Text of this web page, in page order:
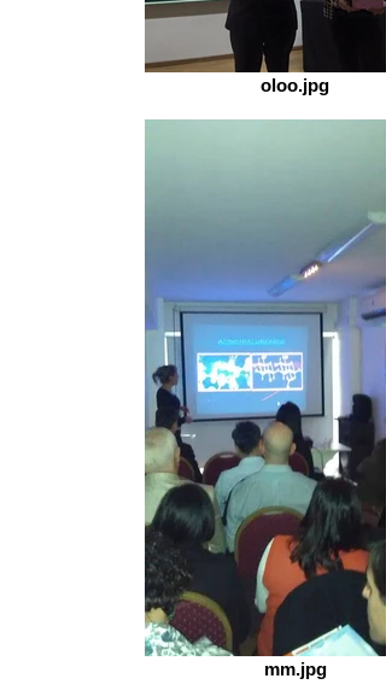
oloo.jpg
mm.jpg